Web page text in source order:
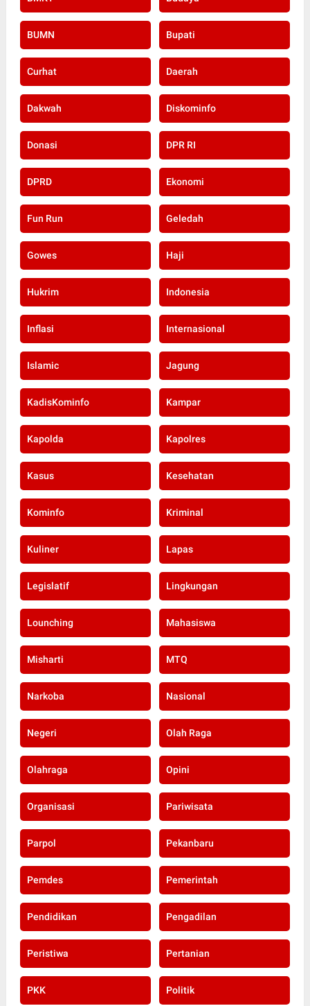
BUMN Bupati
Curhat Daerah
Dakwah Diskominfo
Donasi DPR RI
DPRD Ekonomi
Fun Run Geledah
Gowes Haji
Hukrim Indonesia
Inflasi Internasional
Islamic Jagung
KadisKominfo Kampar
Kapolda Kapolres
Kasus Kesehatan
Kominfo Kriminal
Kuliner Lapas
Legislatif Lingkungan
Lounching Mahasiswa
Misharti MTQ
Narkoba Nasional
Negeri Olah Raga
Olahraga Opini
Organisasi Pariwisata
Parpol Pekanbaru
Pemdes Pemerintah
Pendidikan Pengadilan
Peristiwa Pertanian
PKK Politik